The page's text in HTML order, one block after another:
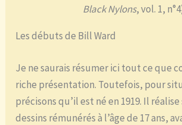
Black Nylons, vol. 1,
Les débuts de Bill Ward
Je ne saurais résumer ici tout ce que
riche présentation. Toutefois, pour
précisons qu’il est né en 1919. Il
dessins rémunérés à l’âge de 17 ans,